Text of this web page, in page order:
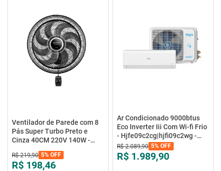
Ventilador de Parede com 8
Pás Super Turbo Preto e
Cinza 40CM 220V 140W -
R$ 219,90 5% OFF
R$ 198,46
Ar Condicionado 9000btus
Eco Inverter Iii Com Wi-fi Frio
- Hjfe09c2cg|hjfi09c2wg -
Elgin
R$ 2.089,90 5% OFF
R$ 1.989,90